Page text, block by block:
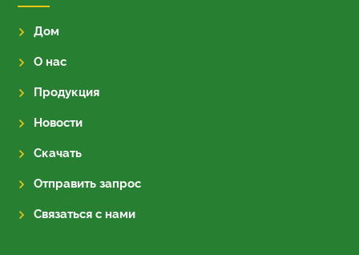
Дом
О нас
Продукция
Новости
Скачать
Отправить запрос
Связаться с нами